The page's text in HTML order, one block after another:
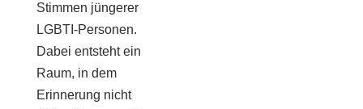
Stimmen jüngerer
LGBTI-Personen.
Dabei entsteht ein
Raum, in dem
Erinnerung nicht